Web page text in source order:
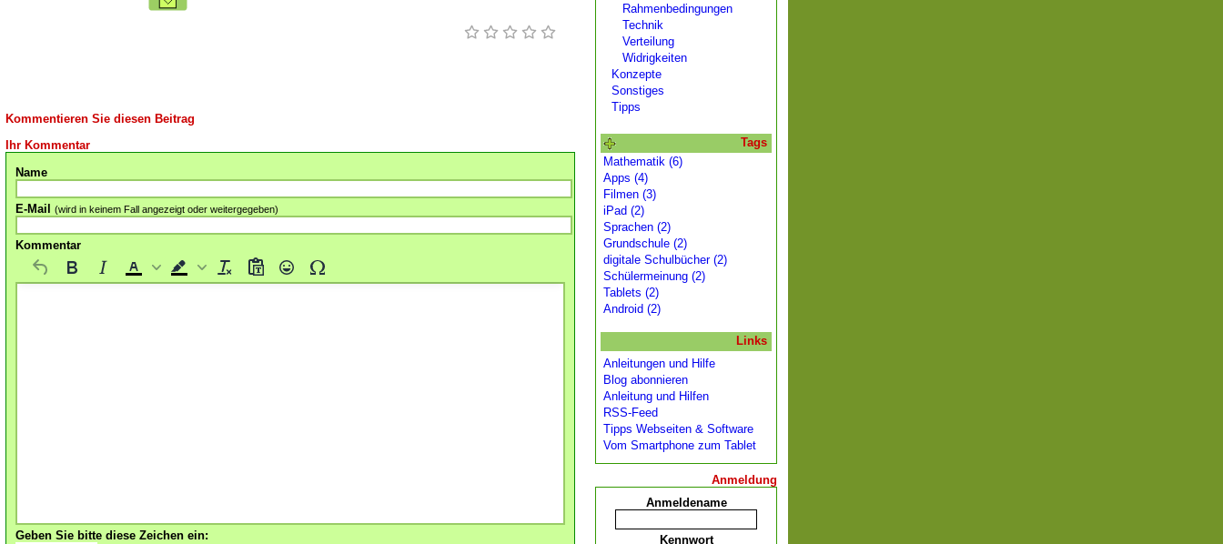
Kommentieren Sie diesen Beitrag
Ihr Kommentar
Name
E-Mail (wird in keinem Fall angezeigt oder weitergegeben)
Kommentar
Geben Sie bitte diese Zeichen ein:
Rahmenbedingungen
Technik
Verteilung
Widrigkeiten
Konzepte
Sonstiges
Tipps
Tags
Mathematik (6)
Apps (4)
Filmen (3)
iPad (2)
Sprachen (2)
Grundschule (2)
digitale Schulbücher (2)
Schülermeinung (2)
Tablets (2)
Android (2)
Links
Anleitungen und Hilfe
Blog abonnieren
Anleitung und Hilfen
RSS-Feed
Tipps Webseiten & Software
Vom Smartphone zum Tablet
Anmeldung
Anmeldename
Kennwort